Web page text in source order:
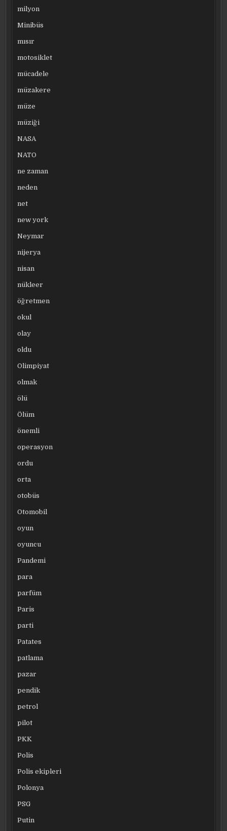
milyon
Minibüs
mısır
motosiklet
mücadele
müzakere
müze
müziği
NASA
NATO
ne zaman
neden
net
new york
Neymar
nijerya
nisan
nükleer
öğretmen
okul
olay
oldu
Olimpiyat
olmak
ölü
Ölüm
önemli
operasyon
ordu
orta
otobüs
Otomobil
oyun
oyuncu
Pandemi
para
parfüm
Paris
parti
Patates
patlama
pazar
pendik
petrol
pilot
PKK
Polis
Polis ekipleri
Polonya
PSG
Putin